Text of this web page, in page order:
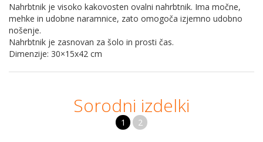
Nahrbtnik je visoko kakovosten ovalni nahrbtnik. Ima močne,
mehke in udobne naramnice, zato omogoča izjemno udobno
nošenje.
Nahrbtnik je zasnovan za šolo in prosti čas.
Dimenzije: 30×15x42 cm
Sorodni izdelki
1 2